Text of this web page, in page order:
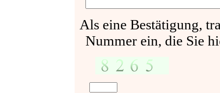
Als eine Bestätigung,
Nummer ein, die Sie